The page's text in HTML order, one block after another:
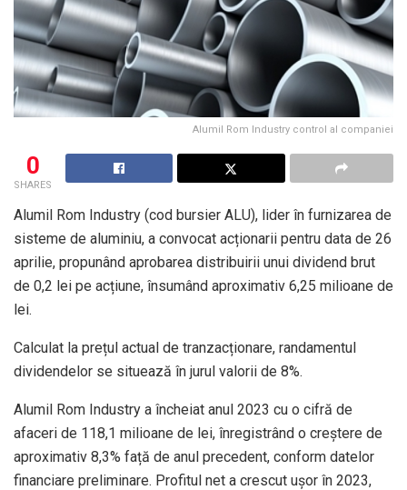
Alumil Rom Industry control al companiei
0
SHARES
Alumil Rom Industry (cod bursier ALU), lider în furnizarea de
sisteme de aluminiu, a convocat acționarii pentru data de 26
aprilie, propunând aprobarea distribuirii unui dividend brut
de 0,2 lei pe acțiune, însumând aproximativ 6,25 milioane de
lei.
Calculat la prețul actual de tranzacționare, randamentul
dividendelor se situează în jurul valorii de 8%.
Alumil Rom Industry a încheiat anul 2023 cu o cifră de
afaceri de 118,1 milioane de lei, înregistrând o creștere de
aproximativ 8,3% față de anul precedent, conform datelor
financiare preliminare. Profitul net a crescut ușor în 2023,